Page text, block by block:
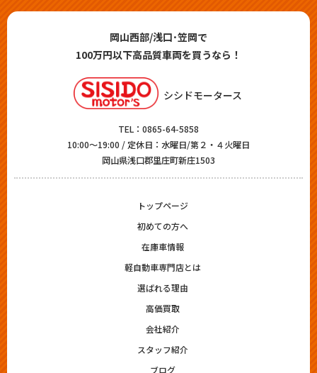
岡山西部/浅口･笠岡で
100万円以下高品質車両を買うなら！
シシドモータース
TEL： 0865-64-5858
10:00～19:00 / 定休日：水曜日/第２・４火曜日
岡山県浅口郡里庄町新庄1503
トップページ
初めての方へ
在庫車情報
軽自動車専門店とは
選ばれる理由
高価買取
会社紹介
スタッフ紹介
ブログ